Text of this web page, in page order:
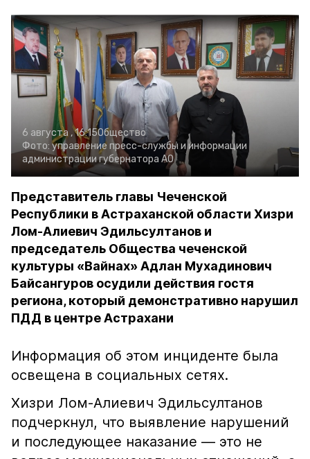
6 августа , 16:15Общество
Фото: управление пресс-службы и информации
администрации губернатора АО
Представитель главы Чеченской
Республики в Астраханской области Хизри
Лом-Алиевич Эдильсултанов и
председатель Общества чеченской
культуры «Вайнах» Адлан Мухадинович
Байсангуров осудили действия гостя
региона, который демонстративно нарушил
ПДД в центре Астрахани
Информация об этом инциденте была
освещена в социальных сетях.
Хизри Лом-Алиевич Эдильсултанов
подчеркнул, что выявление нарушений
и последующее наказание — это не